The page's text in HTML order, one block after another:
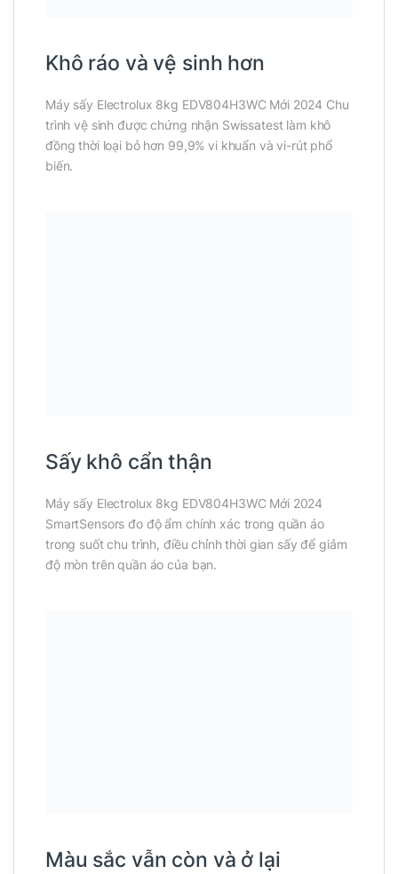
Khô ráo và vệ sinh hơn
Máy sấy Electrolux 8kg EDV804H3WC Mới 2024 Chu
trình vệ sinh được chứng nhận Swissatest làm khô
đồng thời loại bỏ hơn 99,9% vi khuẩn và vi-rút phổ
biến.
Sấy khô cẩn thận
Máy sấy Electrolux 8kg EDV804H3WC Mới 2024
SmartSensors đo độ ẩm chính xác trong quần áo
trong suốt chu trình, điều chỉnh thời gian sấy để giảm
độ mòn trên quần áo của bạn.
Màu sắc vẫn còn và ở lại